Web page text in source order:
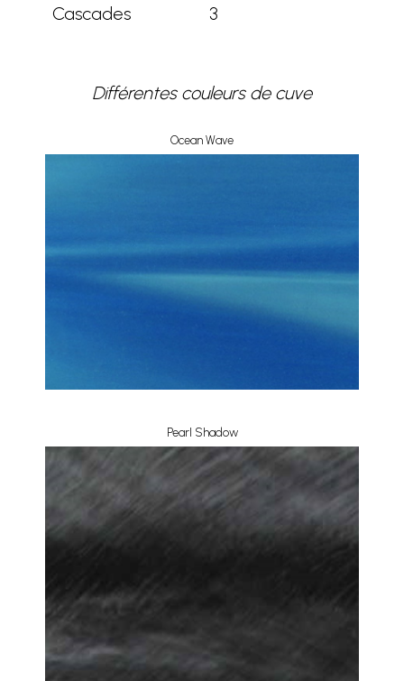
Cascades
3
Différentes couleurs de cuve
Ocean Wave
Pearl Shadow